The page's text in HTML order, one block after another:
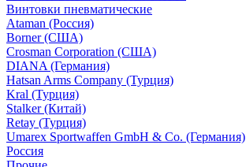
Винтовки пневматические
Ataman (Россия)
Borner (США)
Crosman Corporation (США)
DIANA (Германия)
Hatsan Arms Company (Турция)
Kral (Турция)
Stalker (Китай)
Retay (Турция)
Umarex Sportwaffen GmbH & Co. (Германия)
Россия